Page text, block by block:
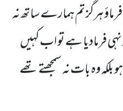
ہرگز تم ہمارے ساتھ نہ
فرمادیا ہے تو اب کہیں
وہ بات نہ سمجھتے تھے